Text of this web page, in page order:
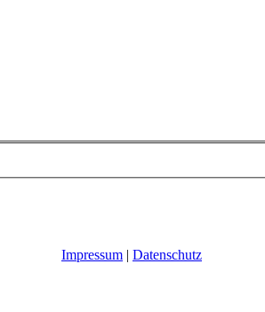
Impressum | Datenschutz